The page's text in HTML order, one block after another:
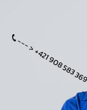
--- >
+421 908 583 369